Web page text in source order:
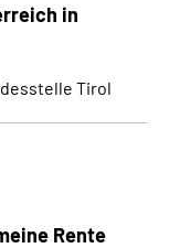
in
Tirol
Rente